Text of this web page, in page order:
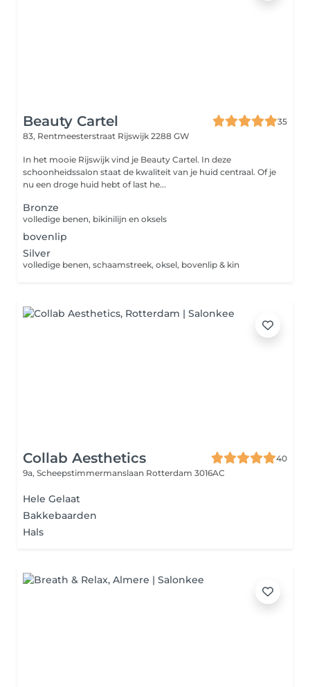
Beauty Cartel
35
83, Rentmeesterstraat Rijswijk 2288 GW
In het mooie Rijswijk vind je Beauty Cartel. In deze
schoonheidssalon staat de kwaliteit van je huid centraal. Of je
nu een droge huid hebt of last he...
Bronze
volledige benen, bikinilijn en oksels
bovenlip
Silver
volledige benen, schaamstreek, oksel, bovenlip & kin
Collab Aesthetics
40
9a, Scheepstimmermanslaan Rotterdam 3016AC
Hele Gelaat
Bakkebaarden
Hals